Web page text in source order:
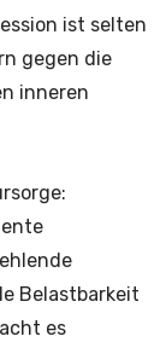
ist selten
gegen die
inneren
Belastbarkeit
es